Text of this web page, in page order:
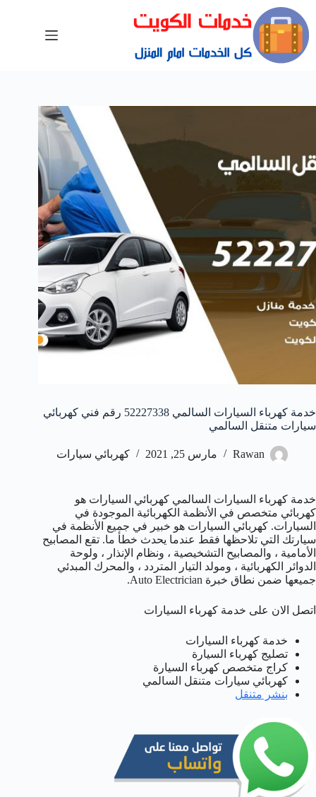
خدمة كهرباء السيارات السالمي 52227338 رقم فني كهربائي
سيارات متنقل السالمي
Rawan مارس 25, 2021 كهربائي سيارات
خدمة كهرباء السيارات السالمي كهربائي السيارات هو
كهربائي متخصص في الأنظمة الكهربائية الموجودة في
السيارات. كهربائي السيارات هو خبير في جميع الأنظمة في
سيارتك التي تلاحظها فقط عندما يحدث خطأ ما. تقع المصابيح
الأمامية ، والمصابيح التشخيصية ، ونظام الإنذار ، ولوحة
الدوائر الكهربائية ، ومولد التيار المتردد ، والمحرك المبدئي
جميعها ضمن نطاق خبرة Auto Electrician.
اتصل الان على خدمة كهرباء السيارات
خدمة كهرباء السيارات
تصليج كهرباء السيارة
كراج متخصص كهرباء السيارة
كهربائي سيارات متنقل السالمي
بنشر متنقل